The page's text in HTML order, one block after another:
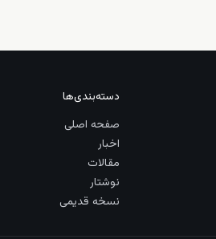
دسته‌بندی‌ها
صفحه اصلی
اخبار
مقالات
نوشتار
نسخه قدیمی